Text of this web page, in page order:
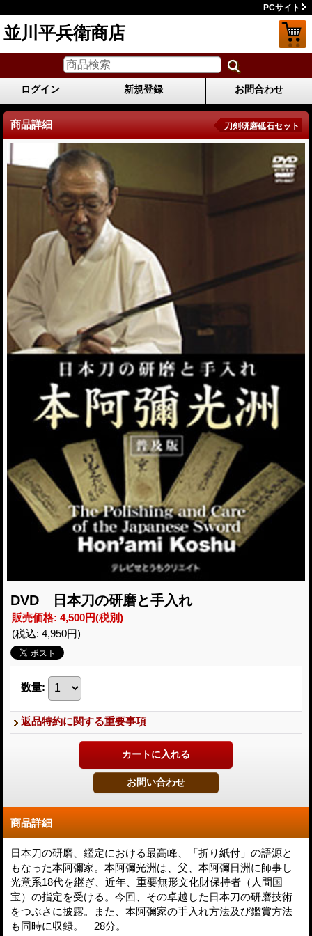
PCサイト
並川平兵衛商店
ログイン 新規登録 お問合わせ
商品詳細 刀剣研磨砥石セット
DVD 日本刀の研磨と手入れ
販売価格: 4,500円(税別)
(税込: 4,950円)
数量:
返品特約に関する重要事項
商品詳細
日本刀の研磨、鑑定における最高峰、「折り紙付」の語源と
もなった本阿彌家。本阿彌光洲は、父、本阿彌日洲に師事し
光意系18代を継ぎ、近年、重要無形文化財保持者（人間国
宝）の指定を受ける。今回、その卓越した日本刀の研磨技術
をつぶさに披露。また、本阿彌家の手入れ方法及び鑑賞方法
も同時に収録。 28分。